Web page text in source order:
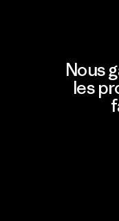
Nous
les